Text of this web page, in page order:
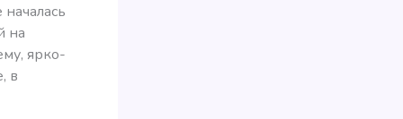
на
ярко-
в